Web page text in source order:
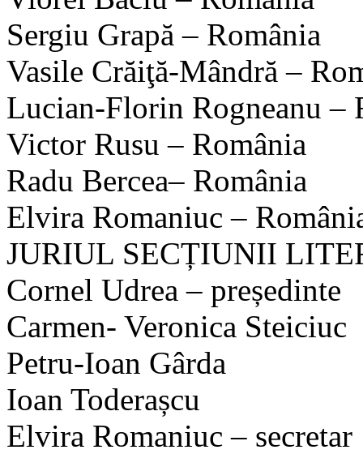
Sergiu Grapă – România
Vasile Crăiţă-Mândră –
Lucian-Florin Rogneanu –
Victor Rusu – România
Radu Bercea– România
Elvira Romaniuc –
JURIUL SECȚIUNII
Cornel Udrea – președinte
Carmen- Veronica Steiciuc
Petru-Ioan Gârda
Ioan Toderașcu
Elvira Romaniuc – secretar